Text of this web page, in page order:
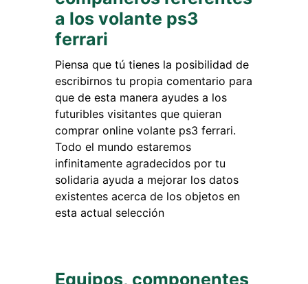
a los volante ps3
ferrari
Piensa que tú tienes la posibilidad de
escribirnos tu propia comentario para
que de esta manera ayudes a los
futuribles visitantes que quieran
comprar online volante ps3 ferrari.
Todo el mundo estaremos
infinitamente agradecidos por tu
solidaria ayuda a mejorar los datos
existentes acerca de los objetos en
esta actual selección
Equipos, componentes